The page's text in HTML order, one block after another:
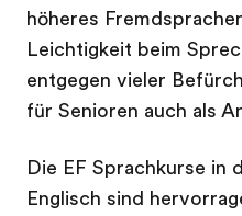
höheres
Leichtigkeit beim
entgegen vieler
für Senioren auch als
Die EF Sprachkurse in
Englisch sind